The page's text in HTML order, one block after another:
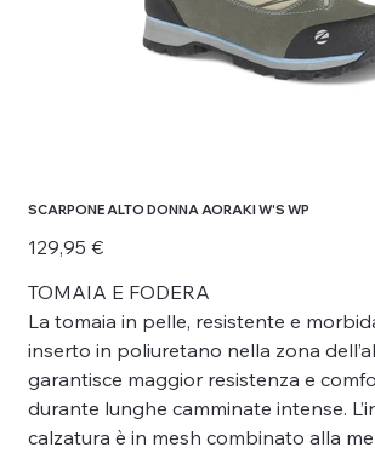
SCARPONE ALTO DONNA AORAKI W'S WP
Prezzo
129,95 €
TOMAIA E FODERA
La tomaia in pelle, resistente e
inserto in poliuretano nella zona
garantisce maggior resistenza e
durante lunghe camminate intense.
calzatura è in mesh combinato alla